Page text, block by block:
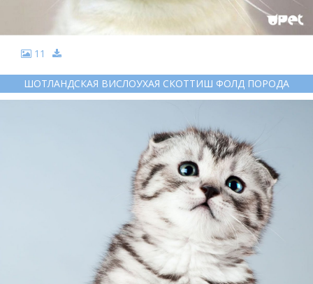
11
ШОТЛАНДСКАЯ ВИСЛОУХАЯ СКОТТИШ ФОЛД ПОРОДА